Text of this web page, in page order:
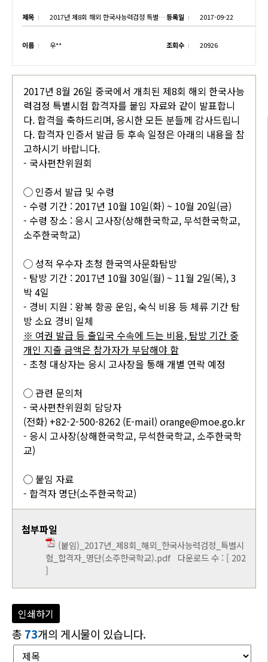
제목 2017년 제8회 해외 한국사능력검정 특별시험 합격자 발표등록일 2017-09-22
이름 우** 조회수 20926
2017년 8월 26일 중국에서 개최된 제8회 해외 한국사능
력검정 특별시험 합격자를 붙임 자료와 같이 발표합니
다. 합격을 축하드리며, 응시한 모든 분들께 감사드립니
다. 합격자 인증서 발급 등 후속 일정은 아래의 내용을 참
고하시기 바랍니다.
- 국사편찬위원회
◯ 인증서 발급 및 수령
- 수령 기간 : 2017년 10월 10일(화) ~ 10월 20일(금)
- 수령 장소 : 응시 고사장(상해한국학교, 무석한국학교,
소주한국학교)
◯ 성적 우수자 초청 한국역사문화탐방
- 탐방 기간 : 2017년 10월 30일(월) ~ 11월 2일(목), 3
박 4일
- 경비 지원 : 왕복 항공 운임, 숙식 비용 등 체류 기간 탐
방 소요 경비 일체
※ 여권 발급 등 출입국 수속에 드는 비용, 탐방 기간 중
개인 지출 금액은 참가자가 부담해야 함
- 초청 대상자는 응시 고사장을 통해 개별 연락 예정
◯ 관련 문의처
- 국사편찬위원회 담당자
(전화) +82-2-500-8262 (E-mail) orange@moe.go.kr
- 응시 고사장(상해한국학교, 무석한국학교, 소주한국학
교)
◯ 붙임 자료
- 합격자 명단(소주한국학교)
첨부파일
(붙임)_2017년_제8회_해외_한국사능력검정_특별시
험_합격자_명단(소주한국학교).pdf다운로드 수 : [ 202
]
인쇄하기
총 73개의 게시물이 있습니다.